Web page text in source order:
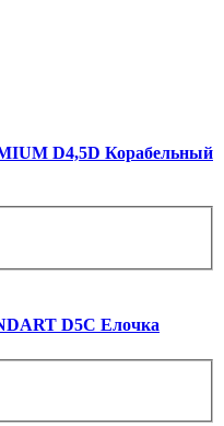
D4,5D Корабельный
D5C Елочка